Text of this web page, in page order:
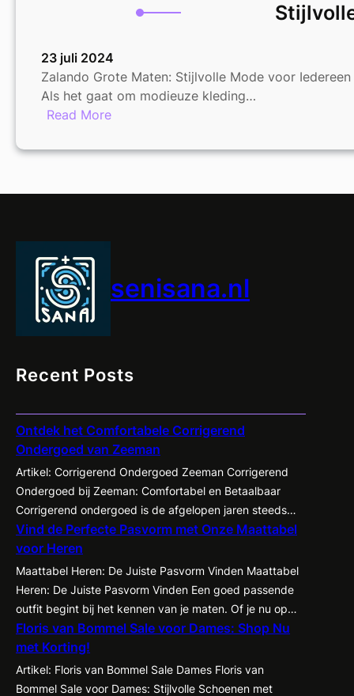
23 juli 2024
Zalando Grote Maten: Stijlvolle Mode voor
Als het gaat om modieuze kleding…
Read More:
Mode
Grote
senisana.nl
Recent Posts
Ontdek het Comfortabele Corrigerend
Ondergoed van Zeeman
Artikel: Corrigerend Ondergoed Zeeman Corrigerend
Ondergoed bij Zeeman: Comfortabel en Betaalbaar
Corrigerend ondergoed is de afgelopen jaren steeds
populairder geworden onder zowel mannen als
vrouwen. Het biedt de mogelijkheid om je figuur op een
subtiele manier te accentueren en te corrigeren,
waardoor kleding beter tot zijn recht komt en je
zelfvertrouwen een boost krijgt. Een…
Vind de Perfecte Pasvorm met Onze Maattabel
voor Heren
Maattabel Heren: De Juiste Pasvorm Vinden Maattabel
Heren: De Juiste Pasvorm Vinden Een goed passende
outfit begint bij het kennen van je maten. Of je nu op
zoek bent naar een nieuw pak, een casual shirt of een
paar jeans, het is essentieel om te weten welke maat
het beste bij jou past. Met de…
Floris van Bommel Sale voor Dames: Shop Nu
met Korting!
Artikel: Floris van Bommel Sale Dames Floris van
Bommel Sale voor Dames: Stijlvolle Schoenen met